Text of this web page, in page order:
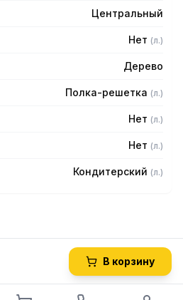
Центральный
Нет (л.)
Дерево
Полка-решетка (л.)
Нет (л.)
Нет (л.)
Кондитерский (л.)
В корзину